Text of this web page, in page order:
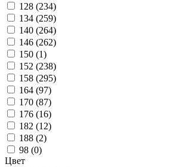
128 (234)
134 (259)
140 (264)
146 (262)
150 (1)
152 (238)
158 (295)
164 (97)
170 (87)
176 (16)
182 (12)
188 (2)
98 (0)
Цвет